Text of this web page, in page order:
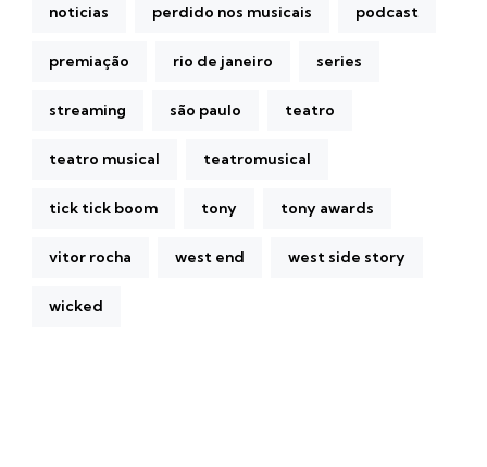
noticias perdido nos musicais podcast
premiação rio de janeiro series
streaming são paulo teatro
teatro musical teatromusical
tick tick boom tony tony awards
vitor rocha west end west side story
wicked